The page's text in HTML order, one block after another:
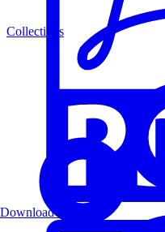
Collections
Download PDF